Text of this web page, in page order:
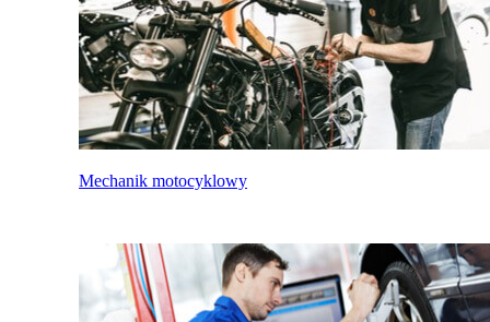
Mechanik motocyklowy